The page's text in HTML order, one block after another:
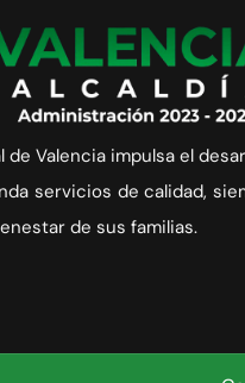
de Valencia impulsa el
servicios de calidad,
de sus familias.